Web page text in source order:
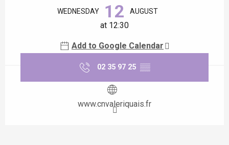
WEDNESDAY 12 AUGUST
at 12:30
Add to Google Calendar
02 35 97 25 ▒▒
www.cnvaleriquais.fr